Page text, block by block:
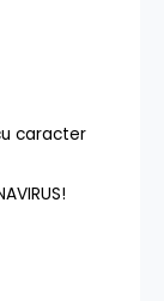
caracter